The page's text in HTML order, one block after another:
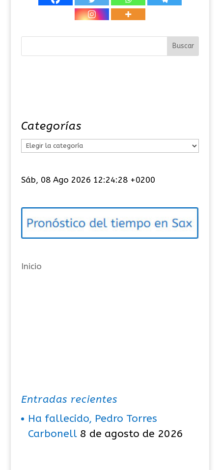
Categorías
e
o
í
s
Sáb, 08 Ago 2026 12:24:28 +0200
Inicio
Entradas recientes
Ha fallecido, Pedro Torres
Carbonell 8 de agosto de 2026